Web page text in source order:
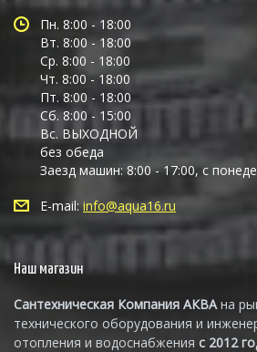
Пн. 8:00 - 18:00
Вт. 8:00 - 18:00
Ср. 8:00 - 18:00
Чт. 8:00 - 18:00
Пт. 8:00 - 18:00
Сб. 8:00 - 15:00
Вс. ВЫХОДНОЙ
без обеда
Заезд машин: 8:00 - 17:00, с
E-mail: info@aqua16.ru
Наш магазин
Сантехническая Компания АКВАна
технического оборудования и
отопления и водоснабжения с 2012